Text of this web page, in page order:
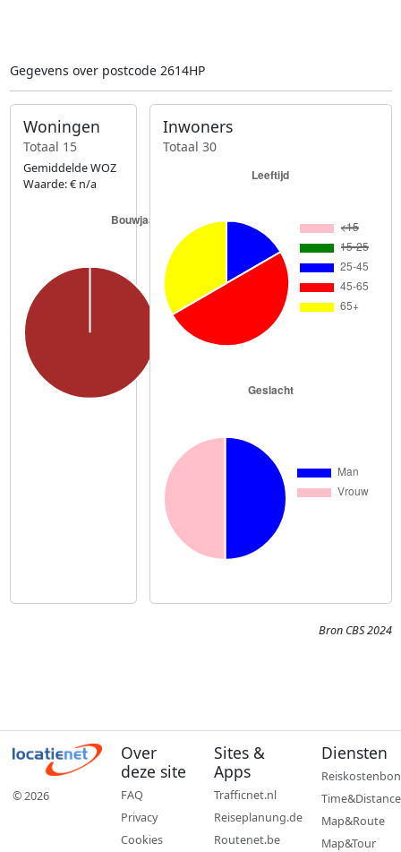
Gegevens over postcode 2614HP
Woningen
Totaal 15
Gemiddelde WOZ
Waarde: € n/a
Inwoners
Totaal 30
Bron CBS 2024
© 2026
Over
deze site
FAQ
Privacy
Cookies
Sites &
Apps
Trafficnet.nl
Reiseplanung.de
Routenet.be
Diensten
Reiskostenbon
Time&Distance
Map&Route
Map&Tour